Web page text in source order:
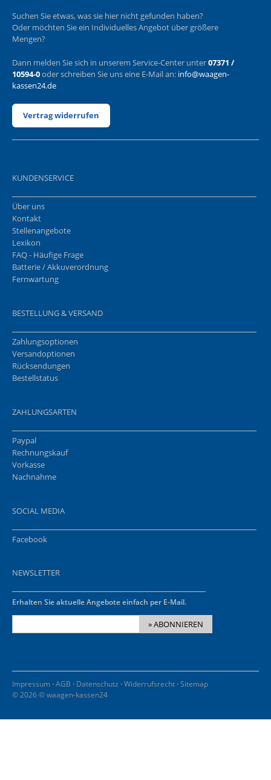
Suchen Sie etwas, was sie hier nicht gefunden haben?
Oder möchten Sie ein Individuelles Angebot über größere
Mengen?
Dann melden Sie sich in unserem Service-Center unter07371 /
10594-0oder schreiben Sie uns eine E-Mail an: info@waagen-
kassen24.de
Vertrag widerrufen
KUNDENSERVICE
Über uns
Kontakt
Stellenangebote
Lexikon
FAQ - Häufige Frage
Batterie / Akkuverordnung
Fernwartung
BESTELLUNG & VERSAND
Zahlungsoptionen
Versandoptionen
Rücksendungen
Bestellstatus
ZAHLUNGSARTEN
Paypal
Rechnungskauf
Vorkasse
Nachnahme
SOCIAL MEDIA
Facebook
NEWSLETTER
Erhalten Sie aktuelle Angebote einfach per E-Mail.
» ABONNIEREN
Impressum ·AGB · Datenschutz ·Widerrufsrecht ·Sitemap
© 2026 © waagen-kassen24